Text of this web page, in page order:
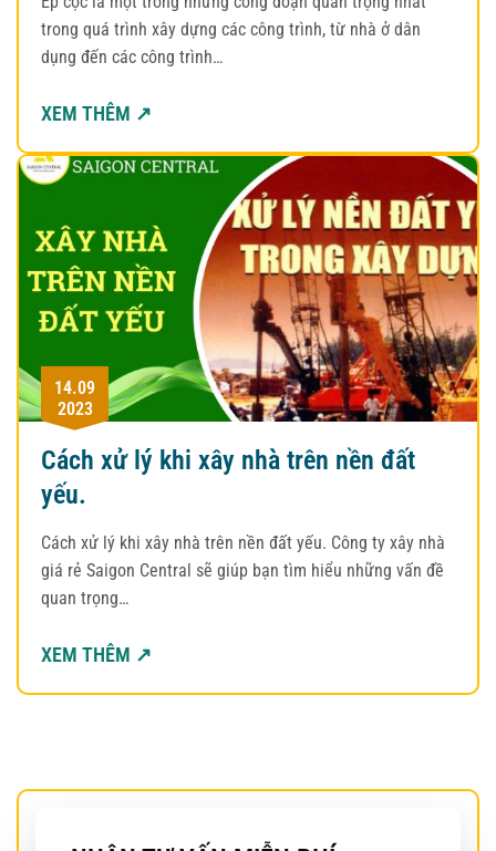
trong quá trình xây dựng các công trình, từ nhà ở dân
dụng đến các công trình…
XEM THÊM ↗
14.09
2023
Cách xử lý khi xây nhà trên nền đất
yếu.
Cách xử lý khi xây nhà trên nền đất yếu. Công ty xây nhà
giá rẻ Saigon Central sẽ giúp bạn tìm hiểu những vấn đề
quan trọng…
XEM THÊM ↗